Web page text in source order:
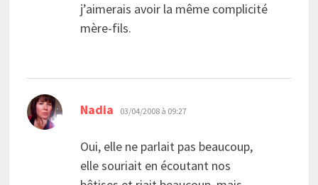
j’aimerais avoir la même complicité
mère-fils.
Nadia dit :
03/04/2008 à 09:27
Oui, elle ne parlait pas beaucoup,
elle souriait en écoutant nos